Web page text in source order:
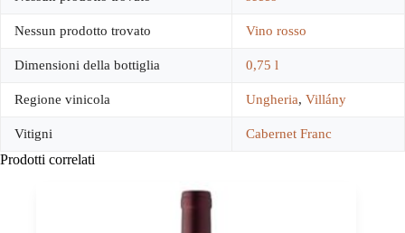
Nessun prodotto trovato Vino rosso
Dimensioni della bottiglia 0,75 l
Regione vinicola Ungheria, Villány
Vitigni Cabernet Franc
Prodotti correlati